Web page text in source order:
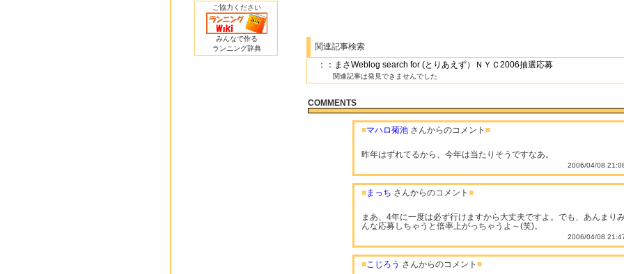
ご協力ください
みんなで作る
ランニング辞典
関連記事検索
：：まさWeblog search for (とりあえず）ＮＹＣ2006抽選応募
関連記事は発見できませんでした
COMMENTS
■マハロ菊池 さんからのコメント ■
昨年はずれてるから、今年は当たりそうですなあ。
2006/04/08
■まっち さんからのコメント ■
まあ、4年に一度は必ず行けますから大丈夫ですよ。でも、あんまり
んな応募しちゃうと倍率上がっちゃうよ～(笑)。
2006/04/08
■こじろう さんからのコメント ■